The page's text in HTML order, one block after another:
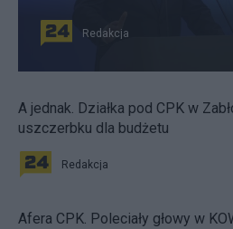
Redakcja
A jednak. Działka pod CPK w
uszczerbku dla budżetu
Redakcja
Afera CPK. Poleciały głowy w